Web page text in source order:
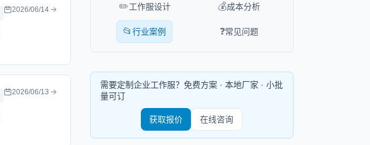
2026/06/14
2026/06/13
✏️工作服设计 💰成本分析
📂行业案例 ❓常见问题
需要定制企业工作服？免费方案 · 本地厂家 · 小批
量可订
获取报价 在线咨询